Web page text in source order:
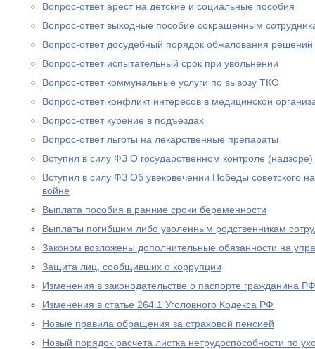
Вопрос-ответ арест на детские и социальные пособия
Вопрос-ответ выходные пособие сокращенным
Вопрос-ответ досудебный порядок обжалования
Вопрос-ответ испытательный срок при увольнении
Вопрос-ответ коммунальные услуги по вывозу ТКО
Вопрос-ответ конфликт интересов в медицинской
Вопрос-ответ курение в подъездах
Вопрос-ответ льготы на лекарственные препараты
Вступил в силу ФЗ О государственном контроле
Вступил в силу ФЗ Об увековечении Победы советского
войне
Выплата пособия в ранние сроки беременности
Выплаты погибшим либо уволенным родственникам
Законом возложены дополнительные обязанности на
Защита лиц, сообщивших о коррупции
Изменения в законодательстве о паспорте гражданина РФ
Изменения в статье 264.1 Уголовного Кодекса РФ
Новые правила обращения за страховой пенсией
Новый порядок расчета листка нетрудоспособности по